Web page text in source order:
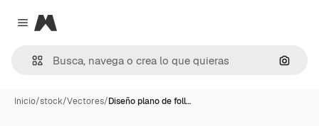
Close menu
Magnific
Inicio/stock/Vectores/Diseño plano de foll…